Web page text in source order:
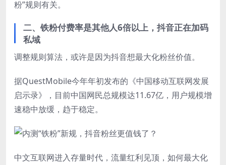
粉”规则有关。
二、铁粉付费率是其他人6倍以上，抖音正在加码
私域
调整规则算法，或许是因为抖音想最大化粉丝价值。
据QuestMobile今年年初发布的《中国移动互联网发展
启示录》，目前中国网民总规模达11.67亿，用户规模增
速稳中放缓，趋于稳定。
中文互联网进入存量时代，流量红利见顶，如何最大化